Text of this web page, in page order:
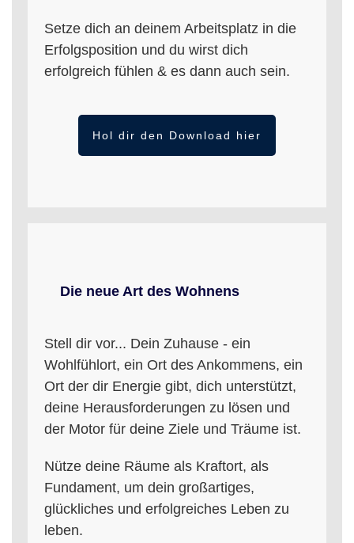
Setze dich an deinem Arbeitsplatz in die
Erfolgsposition und du wirst dich
erfolgreich fühlen & es dann auch sein.
Hol dir den Download hier
Die neue Art des Wohnens
Stell dir vor... Dein Zuhause - ein
Wohlfühlort, ein Ort des Ankommens, ein
Ort der dir Energie gibt, dich unterstützt,
deine Herausforderungen zu lösen und
der Motor für deine Ziele und Träume ist.
Nütze deine Räume als Kraftort, als
Fundament, um dein großartiges,
glückliches und erfolgreiches Leben zu
leben.